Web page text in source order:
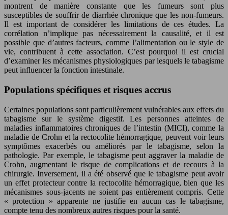
montrent de manière constante que les fumeurs sont plus
susceptibles de souffrir de diarrhée chronique que les non-fumeurs.
Il est important de considérer les limitations de ces études. La
corrélation n’implique pas nécessairement la causalité, et il est
possible que d’autres facteurs, comme l’alimentation ou le style de
vie, contribuent à cette association. C’est pourquoi il est crucial
d’examiner les mécanismes physiologiques par lesquels le tabagisme
peut influencer la fonction intestinale.
Populations spécifiques et risques accrus
Certaines populations sont particulièrement vulnérables aux effets du
tabagisme sur le système digestif. Les personnes atteintes de
maladies inflammatoires chroniques de l’intestin (MICI), comme la
maladie de Crohn et la rectocolite hémorragique, peuvent voir leurs
symptômes exacerbés ou améliorés par le tabagisme, selon la
pathologie. Par exemple, le tabagisme peut aggraver la maladie de
Crohn, augmentant le risque de complications et de recours à la
chirurgie. Inversement, il a été observé que le tabagisme peut avoir
un effet protecteur contre la rectocolite hémorragique, bien que les
mécanismes sous-jacents ne soient pas entièrement compris. Cette
« protection » apparente ne justifie en aucun cas le tabagisme,
compte tenu des nombreux autres risques pour la santé.